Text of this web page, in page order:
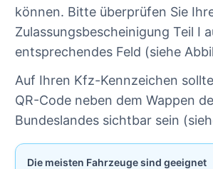
können. Bitte überprüfen Sie
Zulassungsbescheinigung Teil I
entsprechendes Feld (siehe
Auf Ihren Kfz-Kennzeichen
QR-Code neben dem Wappen
Bundeslandes sichtbar sein
Die meisten Fahrzeuge sind geeignet